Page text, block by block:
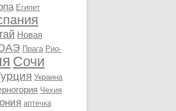
Египет
Новая
Прага Рио-
Сочи
Украина
Чехия
аптечка